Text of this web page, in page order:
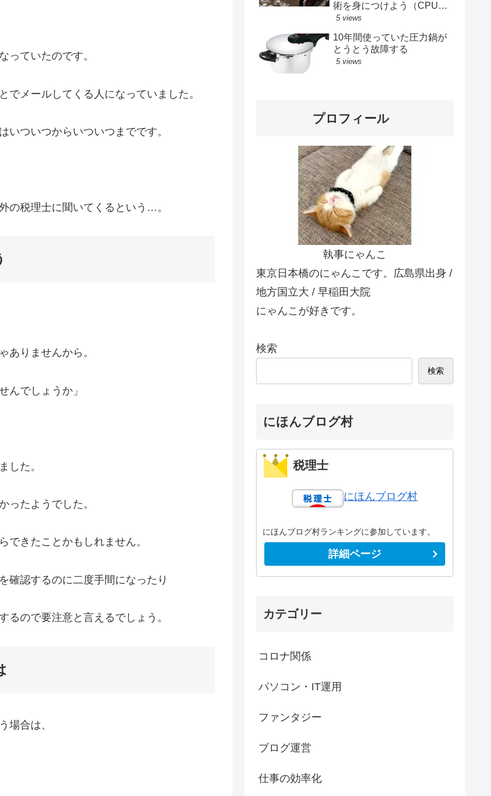
っていたのです。
メールしてくる人になっていました。
いついつからいついつまでです。
の税理士に聞いてくるという…。
ありませんから。
んでしょうか」
した。
ったようでした。
できたことかもしれません。
確認するのに二度手間になったり
るので要注意と言えるでしょう。
場合は、
術を身につけよう（CPU、
メモリ、SSD交換記録）
5 views
10年間使っていた圧力鍋が
とうとう故障する
5 views
プロフィール
執事にゃんこ
東京日本橋のにゃんこです。広島県出身 /
地方国立大 / 早稲田大院
にゃんこが好きです。
検索
検索
にほんブログ村
税理士
にほんブログ村
にほんブログ村ランキングに参加しています。
詳細ページ
カテゴリー
コロナ関係
パソコン・IT運用
ファンタジー
ブログ運営
仕事の効率化